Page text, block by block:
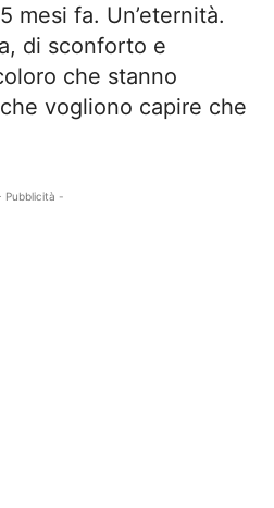
mesi fa. Un’eternità.
di sconforto e
che stanno
vogliono capire che
Pubblicità -